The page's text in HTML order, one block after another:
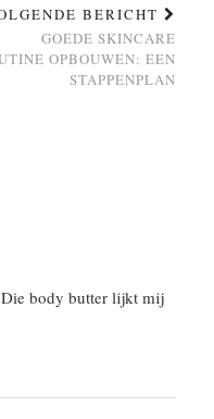
BERICHT
GOEDE SKINCARE
OPBOUWEN: EEN
STAPPENPLAN
body butter lijkt mij